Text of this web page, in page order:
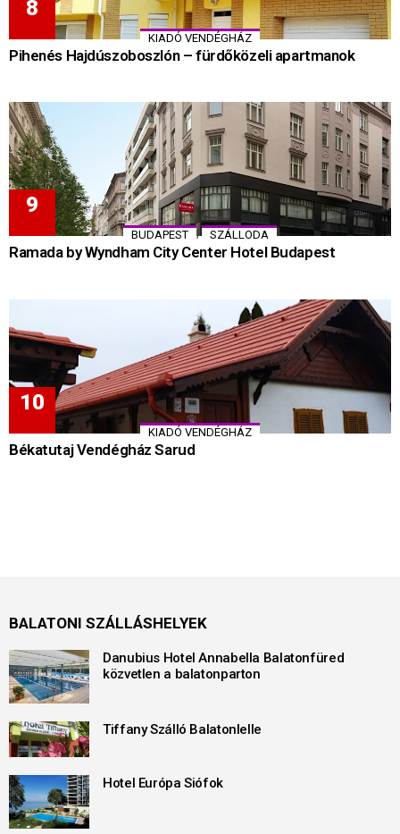
KIADÓ VENDÉGHÁZ
Pihenés Hajdúszoboszlón – fürdőközeli apartmanok
BUDAPEST , SZÁLLODA
Ramada by Wyndham City Center Hotel Budapest
KIADÓ VENDÉGHÁZ
Békatutaj Vendégház Sarud
BALATONI SZÁLLÁSHELYEK
Danubius Hotel Annabella Balatonfüred
közvetlen a balatonparton
Tiffany Szálló Balatonlelle
Hotel Európa Siófok